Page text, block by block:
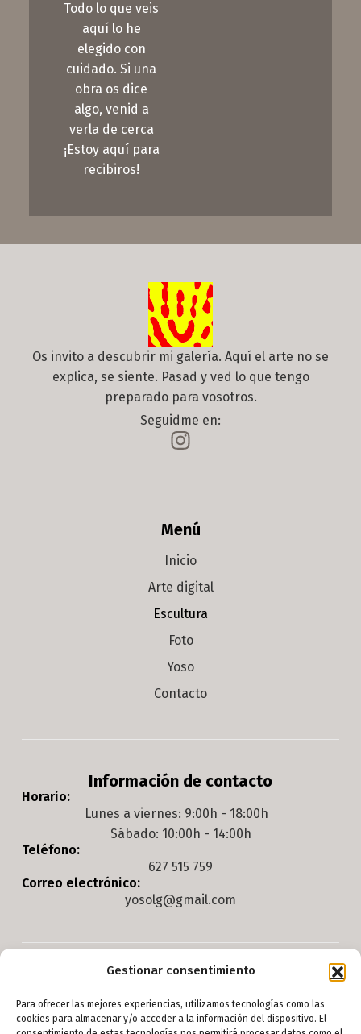
Gestionar consentimiento
Para ofrecer las mejores experiencias, utilizamos tecnologías como las
cookies para almacenar y/o acceder a la información del dispositivo. El
Todo lo que veis
aquí lo he
elegido con
cuidado. Si una
obra os dice
algo, venid a
verla de cerca
¡Estoy aquí para
recibiros!
Os invito a descubrir mi galería. Aquí el arte no se
explica, se siente. Pasad y ved lo que tengo
preparado para vosotros.
Seguidme en:
Menú
Inicio
Arte digital
Escultura
Foto
Yoso
Contacto
Información de contacto
Horario:
Lunes a viernes: 9:00h - 18:00h
Sábado: 10:00h - 14:00h
Teléfono:
627 515 759
Correo electrónico:
yosolg@gmail.com
Aviso legal